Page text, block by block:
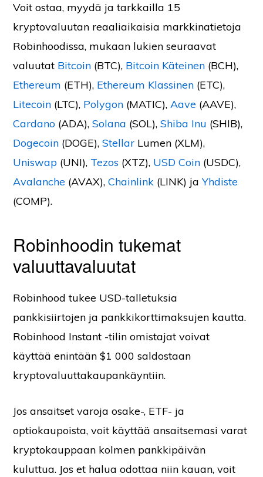
Voit ostaa, myydä ja tarkkailla 15
kryptovaluutan reaaliaikaisia markkinatietoja
Robinhoodissa, mukaan lukien seuraavat
valuutat Bitcoin (BTC), Bitcoin Käteinen (BCH),
Ethereum (ETH), Ethereum Klassinen (ETC),
Litecoin (LTC), Polygon (MATIC),Aave (AAVE),
Cardano (ADA),Solana (SOL),Shiba Inu (SHIB),
Dogecoin (DOGE),Stellar Lumen (XLM),
Uniswap (UNI), Tezos (XTZ), USD Coin (USDC),
Avalanche (AVAX),Chainlink (LINK) jaYhdiste
(COMP).
Robinhoodin tukemat
valuuttavaluutat
Robinhood tukee USD-talletuksia
pankkisiirtojen ja pankkikorttimaksujen kautta.
Robinhood Instant -tilin omistajat voivat
käyttää enintään $1 000 saldostaan
kryptovaluuttakaupankäyntiin.
Jos ansaitset varoja osake-, ETF- ja
optiokaupoista, voit käyttää ansaitsemasi varat
kryptokauppaan kolmen pankkipäivän
kuluttua. Jos et halua odottaa niin kauan, voit